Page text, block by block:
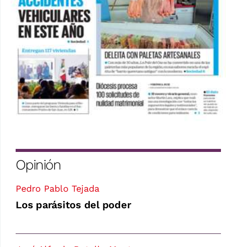
Opinión
Pedro Pablo Tejada
Los parásitos del poder